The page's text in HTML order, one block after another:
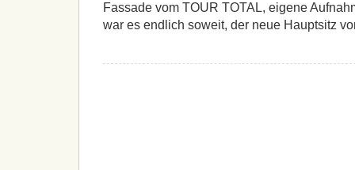
Fassade vom TOUR TOTAL, eigene
war es endlich soweit, der neue Hauptsitz